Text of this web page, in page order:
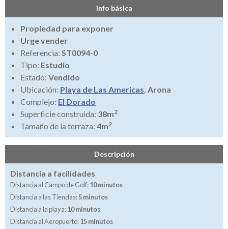
Info básica
Propiedad para exponer
Urge vender
Referencia: ST0094-0
Tipo: Estudio
Estado: Vendido
Ubicación: Playa de Las Americas, Arona
Complejo: El Dorado
Superficie construida: 38m2
Tamaño de la terraza: 4m2
Descripción
Distancia a facilidades
Distancia al Campo de Golf:10 minutos
Distancia a las Tiendas:5 minutos
Distancia a la playa:10 minutos
Distancia al Aeropuerto:15 minutos